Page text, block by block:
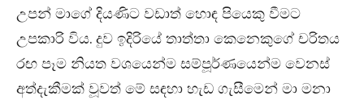
උපන් මාගේ දියණිට වඩාත් හොඳ පියෙකු වීමට
උපකාරි විය. දුව ඉදිරියේ තාත්තා කෙනෙකුගේ චරිතය
රඟ පෑම නියත වශයෙන්ම සම්පූර්ණයෙන්ම වෙනස්
අත්දැකීමක් වූවත් මේ සඳහා හැඩ ගැසීමෙන් මා මනා